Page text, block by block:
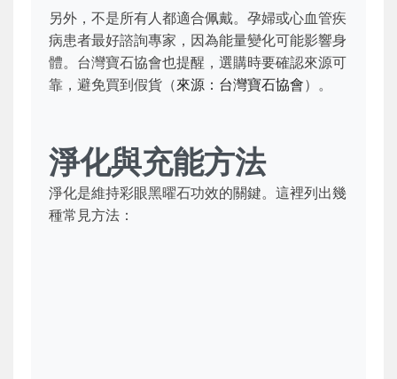
另外，不是所有人都適合佩戴。孕婦或心血管疾
病患者最好諮詢專家，因為能量變化可能影響身
體。台灣寶石協會也提醒，選購時要確認來源可
靠，避免買到假貨（來源：台灣寶石協會）。
淨化與充能方法
淨化是維持彩眼黑曜石功效的關鍵。這裡列出幾
種常見方法：